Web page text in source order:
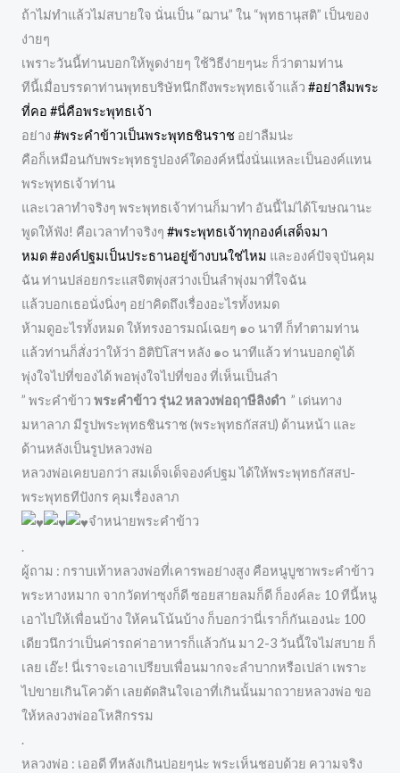
ถ้าไม่ทำแล้วไม่สบายใจ นั่นเป็น “ฌาน” ใน “พุทธานุสติ” เป็นของ
ง่ายๆ
เพราะวันนี้ท่านบอกให้พูดง่ายๆ ใช้วิธีง่ายๆนะ ก็ว่าตามท่าน
ทีนี้เมื่อบรรดาท่านพุทธบริษัทนึกถึงพระพุทธเจ้าแล้ว #อย่าลืมพระ
ที่คอ #นี่คือพระพุทธเจ้า
อย่าง #พระคำข้าวเป็นพระพุทธชินราช อย่าลืมน่ะ
คือก็เหมือนกับพระพุทธรูปองค์ใดองค์หนึ่งนั่นแหละเป็นองค์แทน
พระพุทธเจ้าท่าน
และเวลาทำจริงๆ พระพุทธเจ้าท่านก็มาทำ อันนี้ไม่ได้โฆษณานะ
พูดให้ฟัง! คือเวลาทำจริงๆ #พระพุทธเจ้าทุกองค์เสด็จมา
หมด#องค์ปฐมเป็นประธานอยู่ข้างบนใช่ไหม และองค์ปัจจุบันคุม
ฉัน ท่านปล่อยกระแสจิตพุ่งสว่างเป็นลำพุ่งมาที่ใจฉัน
แล้วบอกเธอนั่งนิ่งๆ อย่าคิดถึงเรื่องอะไรทั้งหมด
ห้ามดูอะไรทั้งหมด ให้ทรงอารมณ์เฉยๆ ๑๐ นาที ก็ทำตามท่าน
แล้วท่านก็สั่งว่าให้ว่า อิติปิโสฯ หลัง ๑๐ นาทีแล้ว ท่านบอกดูได้
พุ่งใจไปที่ของได้ พอพุ่งใจไปที่ของ ที่เห็นเป็นลำ
” พระคำข้าว พระคำข้าว รุ่น2 หลวงพ่อฤาษีลิงดำ ” เด่นทาง
มหาลาภ มีรูปพระพุทธชินราช (พระพุทธกัสสป) ด้านหน้า และ
ด้านหลังเป็นรูปหลวงพ่อ
หลวงพ่อเคยบอกว่า สมเด็จเด็จองค์ปฐม ได้ให้พระพุทธกัสสป-
พระพุทธทีปังกร คุมเรื่องลาภ
จำหน่ายพระคำข้าว
.
ผู้ถาม : กราบเท้าหลวงพ่อที่เคารพอย่างสูง คือหนูบูชาพระคำข้าว
พระหางหมาก จากวัดท่าซุงก็ดี ซอยสายลมก็ดี ก็องค์ละ 10 ทีนี้หนู
เอาไปให้เพื่อนบ้าง ให้คนโน้นบ้าง ก็บอกว่านี่เราก็กันเองน่ะ 100
เดียวนึกว่าเป็นค่ารถค่าอาหารก็แล้วกัน มา 2-3 วันนี้ใจไม่สบาย ก็
เลย เอ๊ะ! นี่เราจะเอาเปรียบเพื่อนมากจะลำบากหรือเปล่า เพราะ
ไปขายเกินโควต้า เลยตัดสินใจเอาที่เกินนั้นมาถวายหลวงพ่อ ขอ
ให้หลงวงพ่ออโหสิกรรม
.
หลวงพ่อ : เออดี ทีหลังเกินบ่อยๆน่ะ พระเห็นชอบด้วย ความจริง